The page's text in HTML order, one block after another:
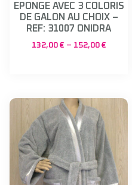
EPONGE AVEC 3 COLORIS
DE GALON AU CHOIX –
REF: 31007 ONIDRA
132,00 € – 152,00 €